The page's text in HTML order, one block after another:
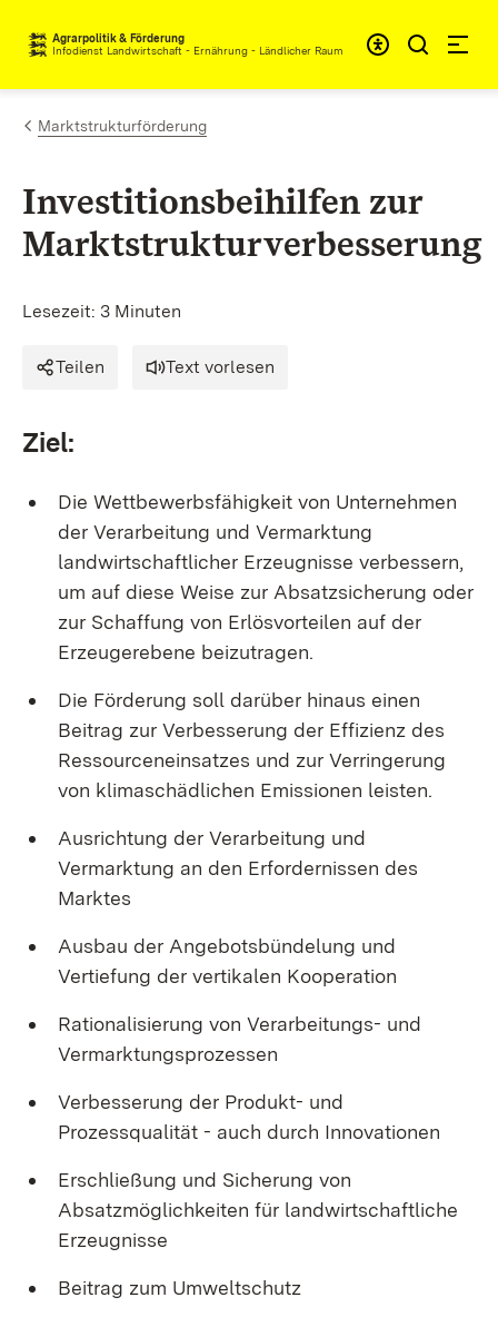
Zum Inhalt springen
Agrarpolitik & Förderung
Infodienst Landwirtschaft - Ernährung - Ländlicher Raum
Marktstrukturförderung
Investitionsbeihilfen zur
Marktstrukturverbesserung
Lesezeit: 3 Minuten
Teilen Text vorlesen
Ziel:
Die Wettbewerbsfähigkeit von Unternehmen
der Verarbeitung und Vermarktung
landwirtschaftlicher Erzeugnisse verbessern,
um auf diese Weise zur Absatzsicherung oder
zur Schaffung von Erlösvorteilen auf der
Erzeugerebene beizutragen.
Die Förderung soll darüber hinaus einen
Beitrag zur Verbesserung der Effizienz des
Ressourceneinsatzes und zur Verringerung
von klimaschädlichen Emissionen leisten.
Ausrichtung der Verarbeitung und
Vermarktung an den Erfordernissen des
Marktes
Ausbau der Angebotsbündelung und
Vertiefung der vertikalen Kooperation
Rationalisierung von Verarbeitungs- und
Vermarktungsprozessen
Verbesserung der Produkt- und
Prozessqualität - auch durch Innovationen
Erschließung und Sicherung von
Absatzmöglichkeiten für landwirtschaftliche
Erzeugnisse
Beitrag zum Umweltschutz